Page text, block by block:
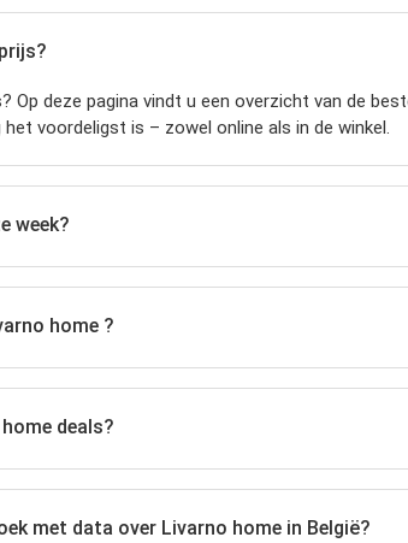
Op deze pagina vindt u een overzicht van de
het voordeligst is – zowel online als in de winkel.
week?
home ?
deals?
met data over Livarno home in België?